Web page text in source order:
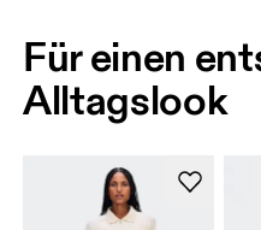
Für einen
Alltagslook